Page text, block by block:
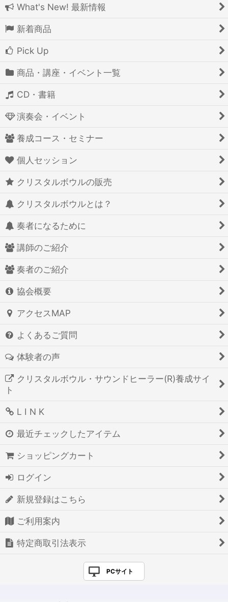
What's New! 最新情報
新着商品
Pick Up
商品・講座・イベント一覧
CD・書籍
演奏会・イベント
養成コース・セミナー
個人セッション
クリスタルボウルの販売
クリスタルボウルとは？
奏者になるために
講師のご紹介
奏者のご紹介
協会概要
アクセスMAP
よくあるご質問
体験者の声
クリスタルボウル・サウンドヒーラー(R)養成サイ
ト
L I N K
最近チェックしたアイテム
ショッピングカート
ログイン
新規登録はこちら
ご利用案内
特定商取引法表示
PCサイト